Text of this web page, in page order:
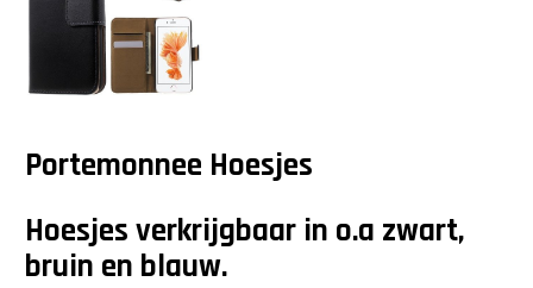
Portemonnee Hoesjes
Hoesjes verkrijgbaar in o.a zwart,
bruin en blauw.